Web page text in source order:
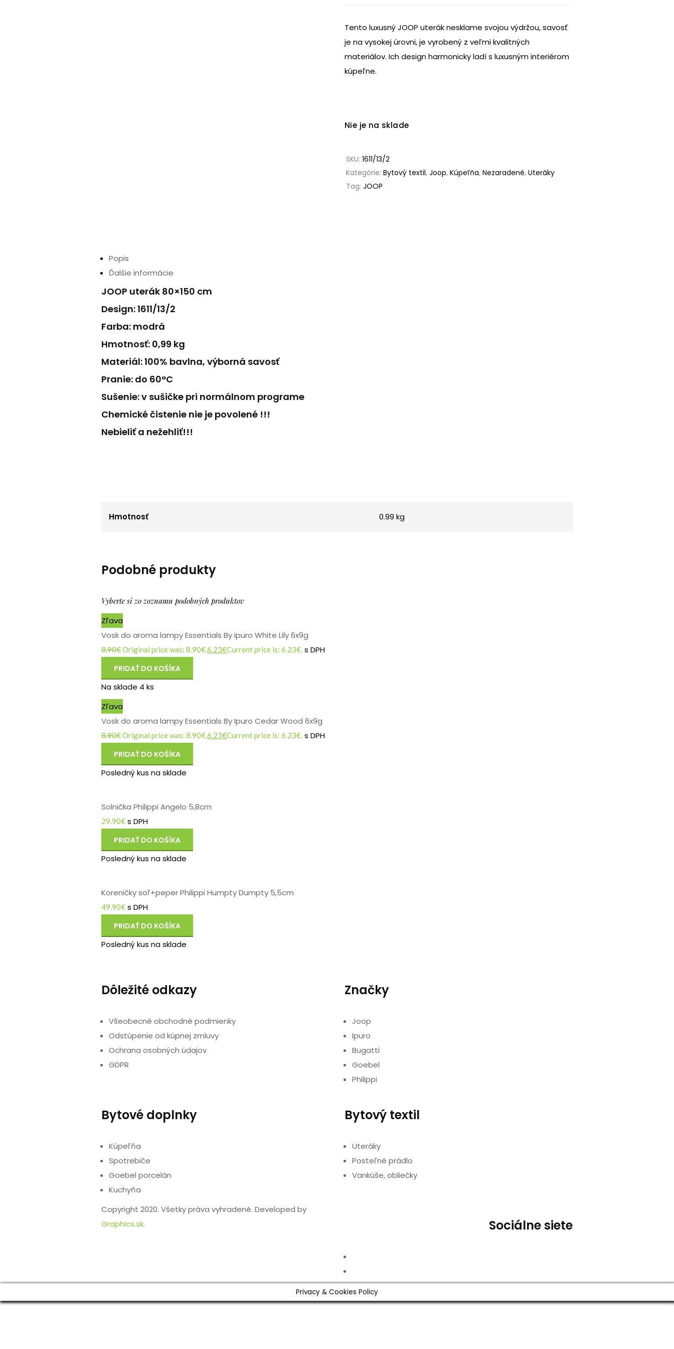
Tento luxusný JOOP uterák nesklame svojou výdržou, savosť
je na vysokej úrovni, je vyrobený z veľmi kvalitných
materiálov. Ich design harmonicky ladí s luxusným interiérom
kúpeľne.
Nie je na sklade
SKU: 1611/13/2
Kategórie: Bytový textil, Joop, Kúpeľňa, Nezaradené, Uteráky
Tag: JOOP
Popis
Ďalšie informácie
JOOP uterák 80×150 cm
Design: 1611/13/2
Farba: modrá
Hmotnosť: 0,99 kg
Materiál: 100% bavlna, výborná savosť
Pranie: do 60°C
Sušenie: v sušičke pri normálnom programe
Chemické čistenie nie je povolené !!!
Nebieliť a nežehliť!!!
Hmotnosť 0.99 kg
Podobné produkty
Vyberte si zo zoznamu podobných produktov
Zľava
Vosk do aroma lampy Essentials By Ipuro White Lily 6x9g
8.90€Original price was: 8.90€.6.23€Current price is: 6.23€. s DPH
PRIDAŤ DO KOŠÍKA
Na sklade 4 ks
Zľava
Vosk do aroma lampy Essentials By Ipuro Cedar Wood 6x9g
8.90€Original price was: 8.90€.6.23€Current price is: 6.23€. s DPH
PRIDAŤ DO KOŠÍKA
Posledný kus na sklade
Solnička Philippi Angelo 5,8cm
29.90€ s DPH
PRIDAŤ DO KOŠÍKA
Posledný kus na sklade
Koreničky soľ+peper Philippi Humpty Dumpty 5,5cm
49.90€ s DPH
PRIDAŤ DO KOŠÍKA
Posledný kus na sklade
Dôležité odkazy
Všeobecné obchodné podmienky
Odstúpenie od kúpnej zmluvy
Ochrana osobných údajov
GDPR
Značky
Joop
Ipuro
Bugatti
Goebel
Philippi
Bytové doplnky
Kúpeľňa
Spotrebiče
Goebel porcelán
Kuchyňa
Bytový textil
Uteráky
Posteľné prádlo
Vankúše, obliečky
Copyright 2020. Všetky práva vyhradené. Developed by
Graphics.sk. Sociálne siete
Privacy & Cookies Policy